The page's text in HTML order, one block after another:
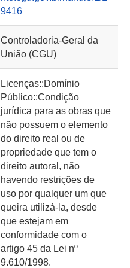
9416
Controladoria-Geral da
União (CGU)
Licenças::Domínio
Público::Condição
jurídica para as obras que
não possuem o elemento
do direito real ou de
propriedade que tem o
direito autoral, não
havendo restrições de
uso por qualquer um que
queira utilizá-la, desde
que estejam em
conformidade com o
artigo 45 da Lei nº
9.610/1998.